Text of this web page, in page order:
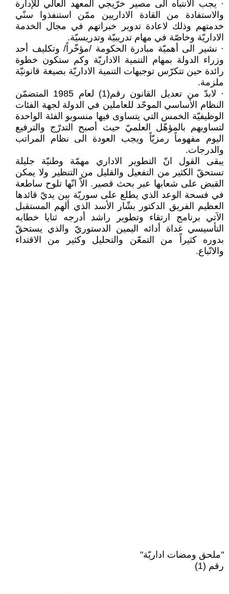
· يجب الانتباه الى مصير خرّيجي المعهد العالي للإدارة
والاستفادة من القادة الاداريين ممّن استنفذوا سنّي
خدمتهم وذلك لاعادة تدوير خبراتهم في مجال الخدمة
الاداريّة وخاصّة في مهام تدريبيّة وتدريسيّة.
· نشير الى أهميّة مبادرة الحكومة /مؤخّراً/ وتكليف أحد
وزراء الدولة بمهام التنمية الاداريّة وكم ستكون خطوة
رائدة حين تتكرّس توجيهات التنمية الاداريّة بصيغة قانونيّة
ملزمة.
· لابدّ من تعديل القانون رقم(1) لعام 1985 المتضمّن
النظام الأساسي الموحّد للعاملين في الدولة لجهة الفئات
الوظيفيّة الخمس التي يتساوى فيها منسوبو الفئة الواحدة
لتساويهم بالمؤهّل العلميّ حيث أصبح التدرّج والترفيع
اليوم مفهوماً رمزيّاً ويجب العودة الى نظام المراتب
والدرجات.
يبقى القول انّ التطوير الاداري مهمّة وطنيّة جليلة
تستحقّ الكثير من التفعيل والقليل من التنظير ولا يمكن
القبض على شعابها عبر بحث قصير. الاّ انّها تلوح ساطعة
في فسحة الوعد الذي يطلع على سوريّة بين يديّ قائدها
العظيم الفريق الدكتور بشّار الأسد الذي ألهم المستقبل
الآتي برنامج ارتقاء وتطوير راشد أدرجه ثنايا خطابه
التأسيسي غداة أدائه اليمين الدستوريّ والذي يستحقّ
بدوره كثيراً من التمعّن والتحليل وكثير من الاقتداء
والاتّباع.
"ملحق ومضات اداريّة"
رقم (1)